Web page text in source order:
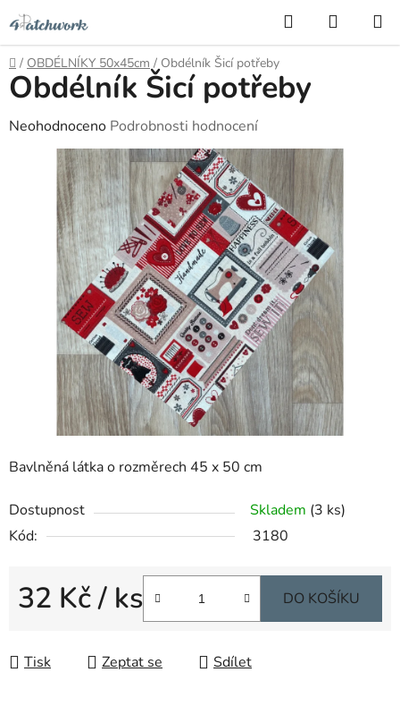
Přejít
na
obsah
Hledat
KOŠÍK
Domů
/ OBDÉLNÍKY 50x45cm / Obdélník Šicí potřeby
Bavlněná látka o rozměrech 45 x 50 cm
Dostupnost Skladem (3 ks)
Kód:
3180
32 Kč/ ks DO KOŠÍKU
Tisk Zeptat se Sdílet
Obdélník Šicí potřeby
Průměrné
hodnocení
produktu
hvězdiček.
Neohodnoceno Podrobnosti hodnocení